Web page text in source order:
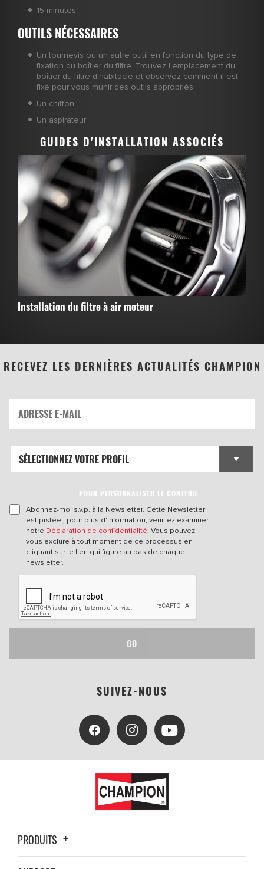
15 minutes
OUTILS NÉCESSAIRES
Un tournevis ou un autre outil en fonction du type de
fixation du boîtier du filtre. Trouvez l'emplacement du
boîtier du filtre d'habitacle et observez comment il est
fixé pour vous munir des outils appropriés.
Un chiffon
Un aspirateur
GUIDES D'INSTALLATION ASSOCIÉS
Installation du filtre à air moteur
RECEVEZ LES DERNIÈRES ACTUALITÉS CHAMPION
POUR PERSONNALISER LE CONTENU
Abonnez-moi s.v.p. à la Newsletter. Cette Newsletter
est pistée ; pour plus d'information, veuillez examiner
notre Déclaration de confidentialité. Vous pouvez
vous exclure à tout moment de ce processus en
cliquant sur le lien qui figure au bas de chaque
newsletter.
GO
SUIVEZ-NOUS
PRODUITS